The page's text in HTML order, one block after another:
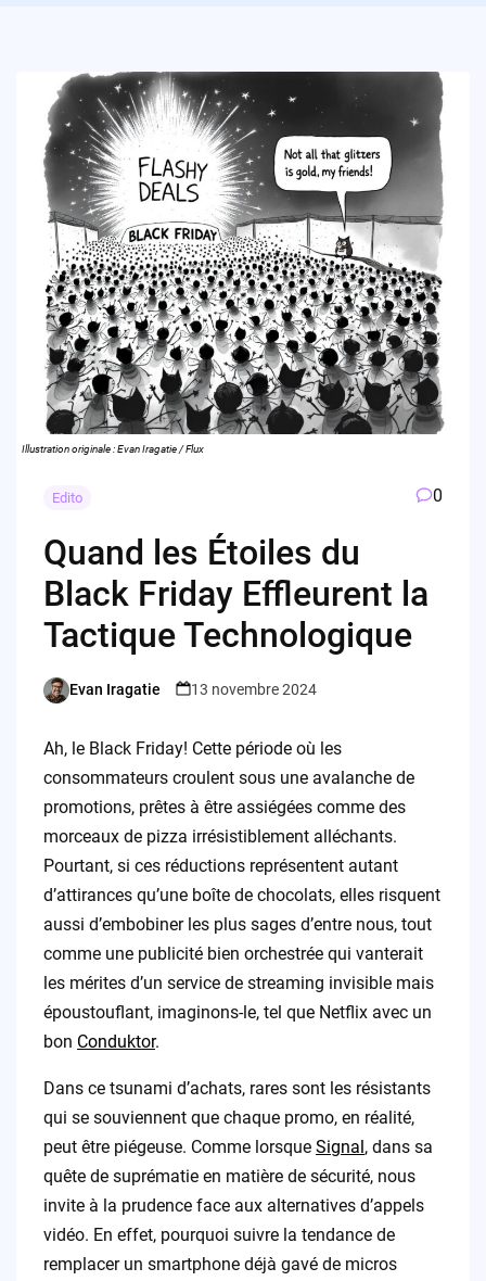
Illustration originale : Evan Iragatie / Flux
Edito 0
Quand les Étoiles du
Black Friday Effleurent la
Tactique Technologique
Posted
Evan Iragatie 13 novembre 2024
Ah, le Black Friday! Cette période où les
consommateurs croulent sous une avalanche de
promotions, prêtes à être assiégées comme des
morceaux de pizza irrésistiblement alléchants.
Pourtant, si ces réductions représentent autant
d’attirances qu’une boîte de chocolats, elles risquent
aussi d’embobiner les plus sages d’entre nous, tout
comme une publicité bien orchestrée qui vanterait
les mérites d’un service de streaming invisible mais
époustouflant, imaginons-le, tel que Netflix avec un
bon Conduktor.
Dans ce tsunami d’achats, rares sont les résistants
qui se souviennent que chaque promo, en réalité,
peut être piégeuse. Comme lorsque Signal, dans sa
quête de suprématie en matière de sécurité, nous
invite à la prudence face aux alternatives d’appels
vidéo. En effet, pourquoi suivre la tendance de
remplacer un smartphone déjà gavé de micros